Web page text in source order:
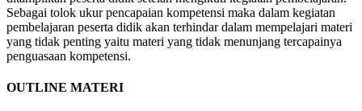
Sebagai tolok ukur pencapaian kompetensi maka dalam kegiatan
pembelajaran peserta didik akan terhindar dalam mempelajari materi
yang tidak penting yaitu materi yang tidak menunjang tercapainya
penguasaan kompetensi.
OUTLINE MATERI